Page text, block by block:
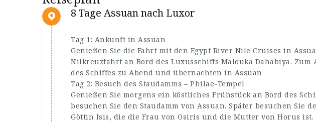
8 Tage Assuan nach Luxor
Tag 1: Ankunft in Assuan
Genießen Sie die Fahrt mit den Egypt River Nile Cruises in
Nilkreuzfahrt an Bord des Luxusschiffs Malouka Dahabiya. Zum
des Schiffes zu Abend und übernachten in Assuan
Tag 2: Besuch des Staudamms – Philae-Tempel
Genießen Sie morgens ein köstliches Frühstück an Bord des
besuchen Sie den Staudamm von Assuan. Später besuchen Sie
Göttin Isis, die die Frau von Osiris und die Mutter von Horus ist.